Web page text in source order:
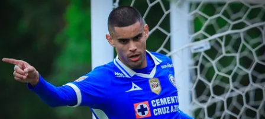
La aceptación de una de las ofertas presentadas en esta página
puede dar lugar a un pago aVamos Azul. Este pago puede influir en
cómo y dónde aparecen los operadores de juego en la página y en el
orden en que aparecen, pero no influye en nuestras evaluaciones.